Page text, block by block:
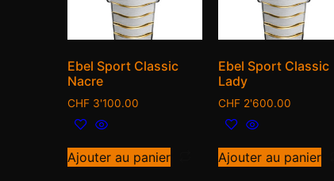
Ebel Sport Classic
Nacre
CHF 3'100.00
Ajouter au panier
Ebel Sport Classic
Lady
CHF 2'600.00
Ajouter au panier